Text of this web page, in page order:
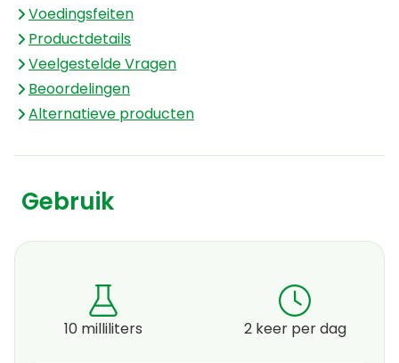
lichaam en een snelle en
Voedingsfeiten
Productdetails
Veelgestelde Vragen
Beoordelingen
Alternatieve producten
Gebruik
10 milliliters 2 keer per dag